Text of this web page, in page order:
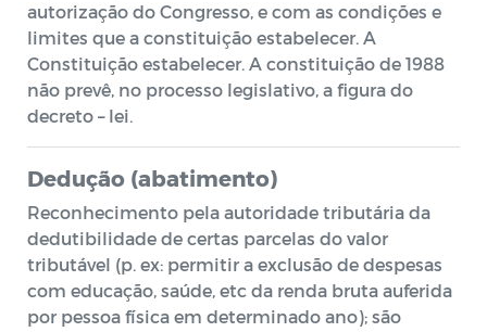
autorização do Congresso, e com as condições e
limites que a constituição estabelecer. A
Constituição estabelecer. A constituição de 1988
não prevê, no processo legislativo, a figura do
decreto – lei.
Dedução (abatimento)
Reconhecimento pela autoridade tributária da
dedutibilidade de certas parcelas do valor
tributável (p. ex: permitir a exclusão de despesas
com educação, saúde, etc da renda bruta auferida
por pessoa física em determinado ano); são